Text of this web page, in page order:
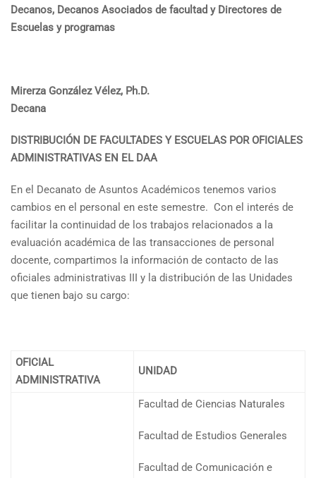
Decanos, Decanos Asociados de facultad y Directores de
Escuelas y programas
Mirerza González Vélez, Ph.D.
Decana
DISTRIBUCIÓN DE FACULTADES Y ESCUELAS POR OFICIALES
ADMINISTRATIVAS EN EL DAA
En el Decanato de Asuntos Académicos tenemos varios
cambios en el personal en este semestre. Con el interés de
facilitar la continuidad de los trabajos relacionados a la
evaluación académica de las transacciones de personal
docente, compartimos la información de contacto de las
oficiales administrativas III y la distribución de las Unidades
que tienen bajo su cargo:
OFICIAL
ADMINISTRATIVA
UNIDAD
Facultad de Ciencias Naturales
Facultad de Estudios Generales
Facultad de Comunicación e